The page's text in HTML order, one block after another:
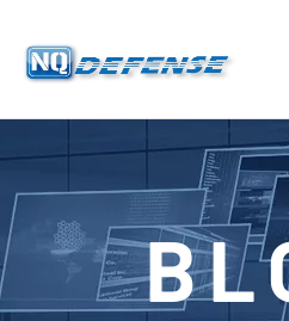
Productos
- Sistema Anti-Dron
- - Sistema Anti-Dron